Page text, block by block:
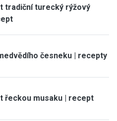
tradiční turecký rýžový
česneku | recepty
řeckou musaku | recept